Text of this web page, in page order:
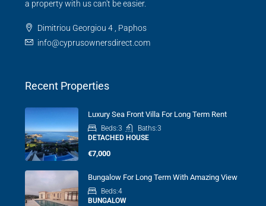
a property with us can't be easier.
Dimitriou Georgiou 4 , Paphos
info@cyprusownersdirect.com
Recent Properties
Luxury Sea Front Villa For Long Term Rent
Beds:3 Baths:3
DETACHED HOUSE
€7,000
Bungalow For Long Term With Amazing View
Beds:4
BUNGALOW